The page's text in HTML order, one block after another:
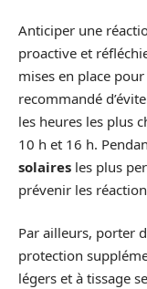
Anticiper une
proactive et
mises en place
recommandé
les heures les plus
10 h et 16 h.
solaires les plus
prévenir les
Par ailleurs, porter
protection
légers et à tissage